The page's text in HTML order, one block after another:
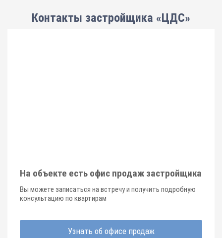
Контакты застройщика «ЦДС»
На объекте есть офис продаж застройщика
Вы можете записаться на встречу и получить подробную
консультацию по квартирам
Узнать об офисе продаж